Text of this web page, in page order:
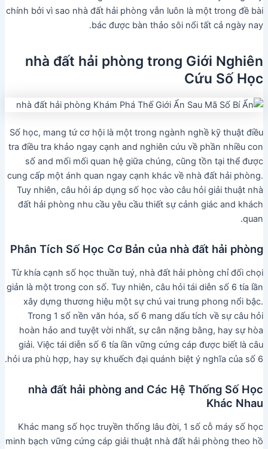
chính bởi vì sao nhà đất hải phòng vẫn luôn là một trong đề bài
bác được bàn thảo sôi nổi tất cả ngày nay.
nhà đất hải phòng trong Giới Nghiên
Cứu Số Học
Số học, mang tứ cơ hội là một trong ngành nghề kỹ thuật điều
tra điều tra khảo ngay cạnh and nghiên cứu về phần nhiều con
số and mối mối quan hệ giữa chúng, cũng tồn tại thể được
cung cấp một ánh quan ngay cạnh khác về nhà đất hải phòng.
Tuy nhiên, câu hỏi áp dụng số học vào câu hỏi giải thuật nhà
đất hải phòng nhu cầu yêu cầu thiết sự cảnh giác and khách
quan.
Phân Tích Số Học Cơ Bản của nhà đất hải phòng
Từ khía cạnh số học thuần tuý, nhà đất hải phòng chỉ đối chọi
giản là một trong con số. Tuy nhiên, câu hỏi tái diễn số 6 tía lần
xây dựng thương hiệu một sự chú vai trung phong nổi bậc.
Trong 1 số nền văn hóa, số 6 mang dấu tích về sự câu hỏi
hoàn hảo and tuyệt vời nhất, sự cân nặng bằng, hay sự hòa
giải. Việc tái diễn số 6 tía lần vững cứng cáp được biết là câu
hỏi ưa phù hợp, hay sự khuếch đại quánh biệt ý nghĩa của số 6.
nhà đất hải phòng and Các Hệ Thống Số Học
Khác Nhau
Khác mang số học truyền thống lâu đời, 1 số cỗ máy số học
minh bạch vững cứng cáp giải thuật nhà đất hải phòng theo hồ